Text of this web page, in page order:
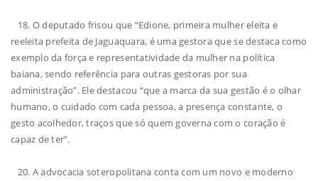
18. O deputado frisou que “Edione, primeira mulher eleita e
reeleita prefeita de Jaguaquara, é uma gestora que se destaca como
exemplo da força e representatividade da mulher na política
baiana, sendo referência para outras gestoras por sua
administração”. Ele destacou “que a marca da sua gestão é o olhar
humano, o cuidado com cada pessoa, a presença constante, o
gesto acolhedor, traços que só quem governa com o coração é
capaz de ter”.
20. A advocacia soteropolitana conta com um novo e moderno